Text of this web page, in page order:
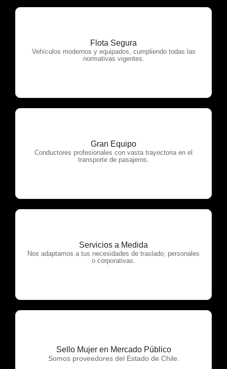
Flota Segura
Vehículos modernos y equipados, cumpliendo todas las
normativas vigentes.
OTP Servicios
Gran Equipo
Conductores profesionales con vasta trayectoria en el
transporte de pasajeros.
OTP Servicios
Servicios a Medida
Nos adaptamos a tus necesidades de traslado; personales
o corporativas.
OTP Servicios
Sello Mujer en Mercado Público
Somos proveedores del Estado de Chile.
OTP Servicios